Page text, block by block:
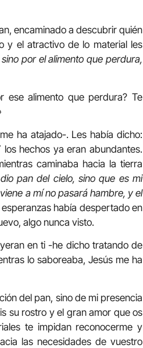
encaminado a descubrir quién
y el atractivo de lo material les
por el alimento que perdura,
ese alimento que perdura? Te
ha atajado-. Les había dicho:
los hechos ya eran abundantes.
caminaba hacia la tierra
pan del cielo, sino que es mi
a mí no pasará hambre, y el
había despertado en
algo nunca visto.
en ti -he dicho tratando de
lo saboreaba, Jesús me ha
del pan, sino de mi presencia
su rostro y el gran amor que os
te impidan reconocerme y
las necesidades de vuestro